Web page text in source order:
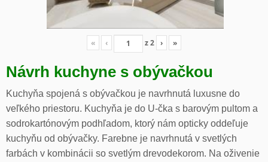
« ‹ z2 › »
Návrh kuchyne s obývačkou
Kuchyňa spojená s obývačkou je navrhnutá luxusne do
veľkého priestoru. Kuchyňa je do U-čka s barovým pultom a
sodrokartónovým podhľadom, ktorý nám opticky oddeľuje
kuchyňu od obývačky. Farebne je navrhnutá v svetlých
farbách v kombinácii so svetlým drevodekorom. Na oživenie